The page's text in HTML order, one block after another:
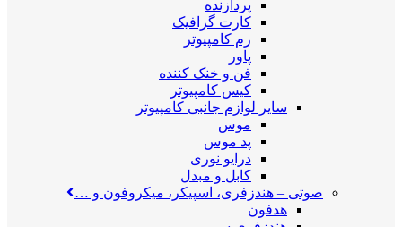
پردازنده
کارت گرافیک
رم کامپیوتر
پاور
فن و خنک کننده
کیس کامپیوتر
سایر لوازم جانبی کامپیوتر
موس
پد موس
درایو نوری
کابل و مبدل
صوتی – هندزفری، اسپیکر، میکروفون و …
هدفون